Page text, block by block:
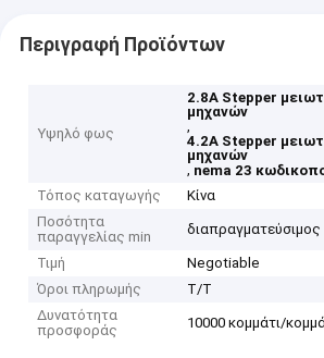
Περιγραφή Προϊόντων
Υψηλό φως
2.8A Stepper
μηχανών
,
4.2A Stepper
μηχανών
, nema 23
Τόπος καταγωγής
Κίνα
Ποσότητα
παραγγελίας min
διαπραγματεύσιμος
Τιμή
Negotiable
Όροι πληρωμής
T/T
Δυνατότητα
προσφοράς
10000 κομμάτι/